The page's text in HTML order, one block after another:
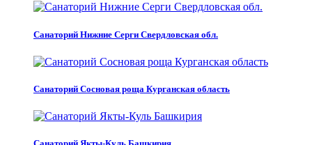
Санаторий Нижние Серги Свердловская обл.
Санаторий Сосновая роща Курганская область